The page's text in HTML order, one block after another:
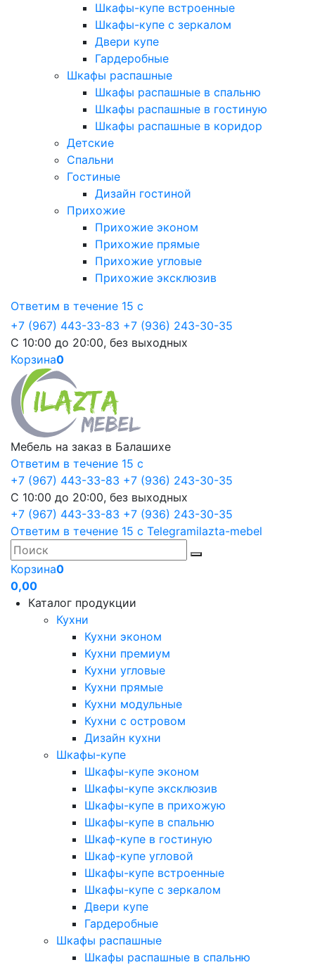
Шкафы-купе встроенные
Шкафы-купе с зеркалом
Двери купе
Гардеробные
Шкафы распашные
Шкафы распашные в спальню
Шкафы распашные в гостиную
Шкафы распашные в коридор
Детские
Спальни
Гостиные
Дизайн гостиной
Прихожие
Прихожие эконом
Прихожие прямые
Прихожие угловые
Прихожие эксклюзив
Ответим в течение 15 с
+7 (967) 443-33-83 +7 (936) 243-30-35
С 10:00 до 20:00, без выходных
Корзина0
Мебель на заказ в Балашихе
Ответим в течение 15 с
+7 (967) 443-33-83 +7 (936) 243-30-35
С 10:00 до 20:00, без выходных
+7 (967) 443-33-83 +7 (936) 243-30-35
Ответим в течение 15 с Telegramilazta-mebel
Корзина0
0,00
Каталог продукции
Кухни
Кухни эконом
Кухни премиум
Кухни угловые
Кухни прямые
Кухни модульные
Кухни с островом
Дизайн кухни
Шкафы-купе
Шкафы-купе эконом
Шкафы-купе эксклюзив
Шкафы-купе в прихожую
Шкафы-купе в спальню
Шкаф-купе в гостиную
Шкаф-купе угловой
Шкафы-купе встроенные
Шкафы-купе с зеркалом
Двери купе
Гардеробные
Шкафы распашные
Шкафы распашные в спальню